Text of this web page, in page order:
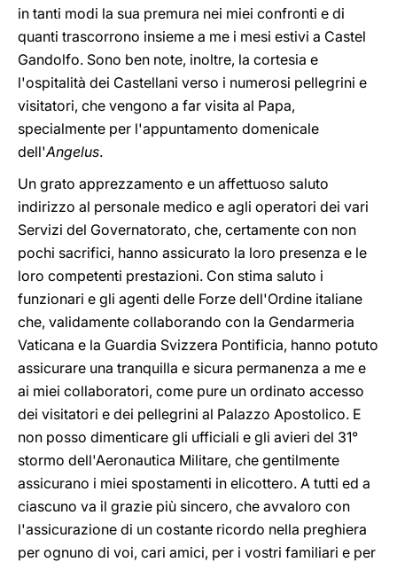
in tanti modi la sua premura nei miei confronti e di
quanti trascorrono insieme a me i mesi estivi a Castel
Gandolfo. Sono ben note, inoltre, la cortesia e
l'ospitalità dei Castellani verso i numerosi pellegrini e
visitatori, che vengono a far visita al Papa,
specialmente per l'appuntamento domenicale
dell'Angelus.
Un grato apprezzamento e un affettuoso saluto
indirizzo al personale medico e agli operatori dei vari
Servizi del Governatorato, che, certamente con non
pochi sacrifici, hanno assicurato la loro presenza e le
loro competenti prestazioni. Con stima saluto i
funzionari e gli agenti delle Forze dell'Ordine italiane
che, validamente collaborando con la Gendarmeria
Vaticana e la Guardia Svizzera Pontificia, hanno potuto
assicurare una tranquilla e sicura permanenza a me e
ai miei collaboratori, come pure un ordinato accesso
dei visitatori e dei pellegrini al Palazzo Apostolico. E
non posso dimenticare gli ufficiali e gli avieri del 31°
stormo dell'Aeronautica Militare, che gentilmente
assicurano i miei spostamenti in elicottero. A tutti ed a
ciascuno va il grazie più sincero, che avvaloro con
l'assicurazione di un costante ricordo nella preghiera
per ognuno di voi, cari amici, per i vostri familiari e per